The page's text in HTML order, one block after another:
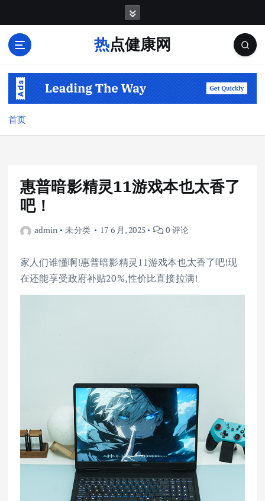
热点健康网
首页
惠普暗影精灵11游戏本也太香了
吧！
admin 未分类 17 6 月, 2025 0 评论
家人们谁懂啊!惠普暗影精灵11游戏本也太香了吧!现
在还能享受政府补贴20%,性价比直接拉满!